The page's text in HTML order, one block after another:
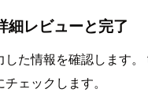
細レビューと完了
した情報を確認します
ェックします。